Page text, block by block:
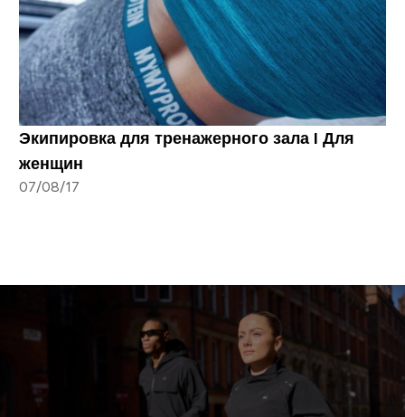
Экипировка для тренажерного зала I Для
женщин
07/08/17